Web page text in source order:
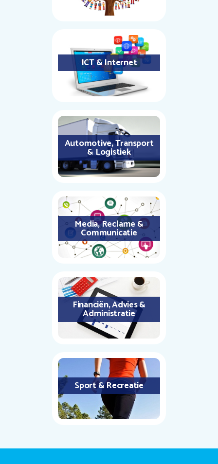
ICT & Internet
Automotive, Transport
& Logistiek
Media, Reclame &
Communicatie
Financiën, Advies &
Administratie
Sport & Recreatie